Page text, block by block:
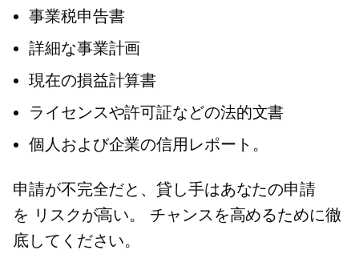
事業税申告書
詳細な事業計画
現在の損益計算書
ライセンスや許可証などの法的文書
個人および企業の信用レポート。
申請が不完全だと、貸し手はあなたの申請
を リスクが高い。
チャンスを高めるために徹
底してください。